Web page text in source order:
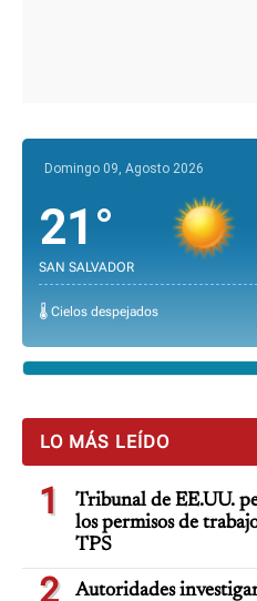
Domingo 09, Agosto 2026
21°
SAN SALVADOR
🌡️ Cielos despejados
LO MÁS LEÍDO
1
Tribunal de EE.UU.
los permisos de
TPS
2
Autoridades